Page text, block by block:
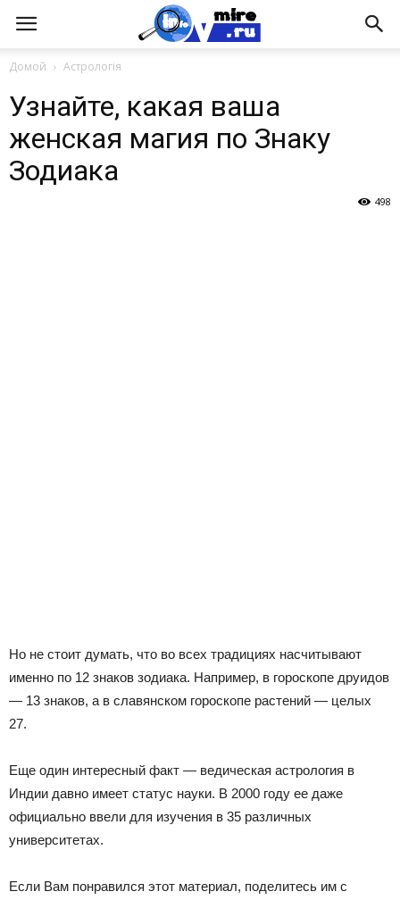
Домой Астрологія
Узнайте, какая ваша
женская магия по Знаку
Зодиака
498
Но не стоит думать, что во всех традициях насчитывают
именно по 12 знаков зодиака. Например, в гороскопе друидов
— 13 знаков, а в славянском гороскопе растений — целых
27.
Еще один интересный факт — ведическая астрология в
Индии давно имеет статус науки. В 2000 году ее даже
официально ввели для изучения в 35 различных
университетах.
Если Вам понравился этот материал, поделитесь им с